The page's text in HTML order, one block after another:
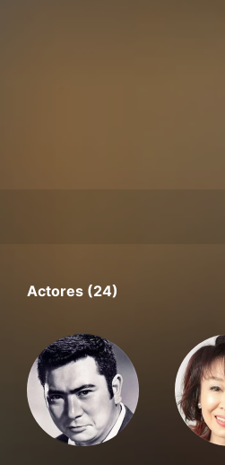
Actores (24)